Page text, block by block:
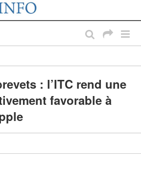
: l’ITC rend une
favorable à